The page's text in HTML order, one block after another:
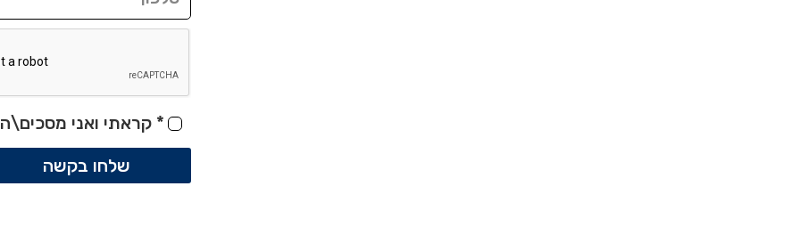
* קראתי ואני
שלחו בקשה